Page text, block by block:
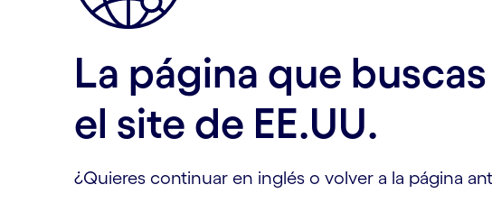
La página que
el site de EE.UU.
¿Quieres continuar en inglés o volver a la página